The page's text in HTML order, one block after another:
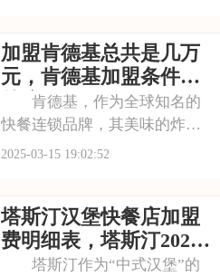
邀有志之士加入茶百道的大家
庭，一起将这份美好传递给更
多人。加盟茶百道，你
加盟肯德基总共是几万
元，肯德基加盟条件有
什么
肯德基，作为全球知名的
快餐连锁品牌，其美味的炸鸡
和便捷的服务赢得了无数消费
德基的加盟费及加盟条件是迈
出的步。接下来，我们将为您
揭秘肯德基加盟的详
2025-03-15 19:02:52
塔斯汀汉堡快餐店加盟
费明细表，塔斯汀2025
加盟条件有哪些
塔斯汀作为“中式汉堡”的